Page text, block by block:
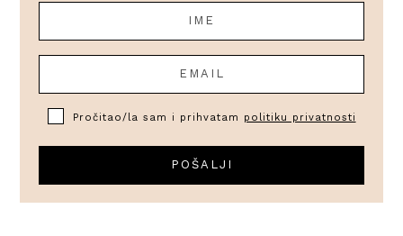
Pročitao/la sam i prihvatam politiku privatnosti